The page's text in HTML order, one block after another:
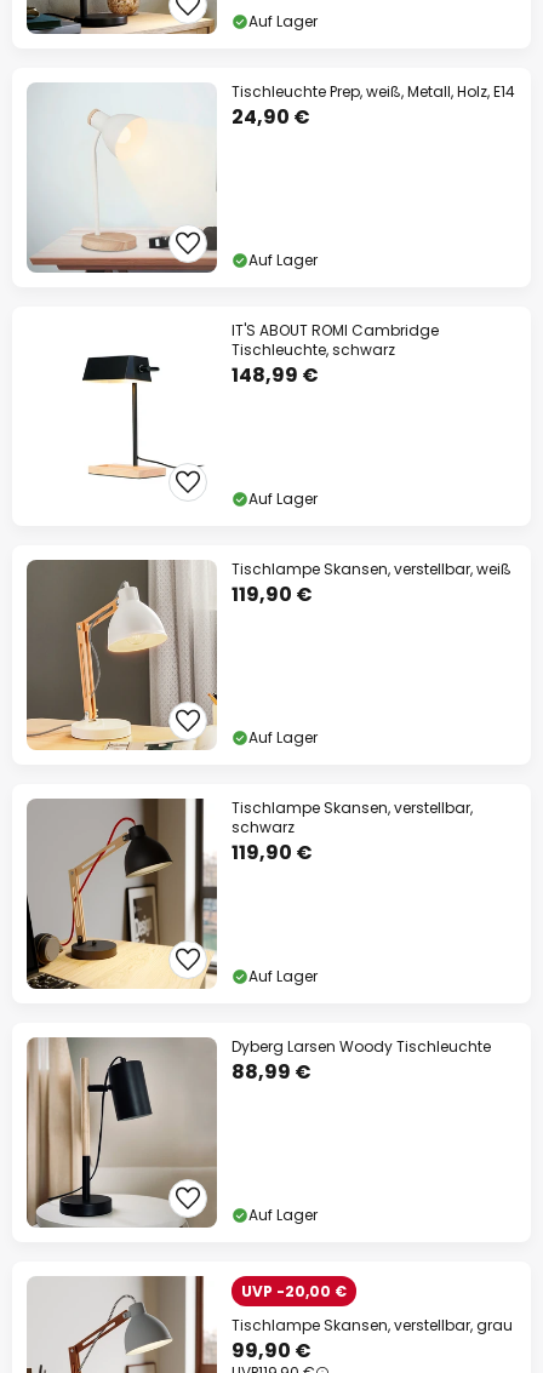
Auf Lager
Tischleuchte Prep, weiß, Metall, Holz, E14
24,90 €
Auf Lager
IT'S ABOUT ROMI Cambridge
Tischleuchte, schwarz
148,99 €
Auf Lager
Tischlampe Skansen, verstellbar, weiß
119,90 €
Auf Lager
Tischlampe Skansen, verstellbar,
schwarz
119,90 €
Auf Lager
Dyberg Larsen Woody Tischleuchte
88,99 €
Auf Lager
UVP -20,00 €
Tischlampe Skansen, verstellbar, grau
99,90 €